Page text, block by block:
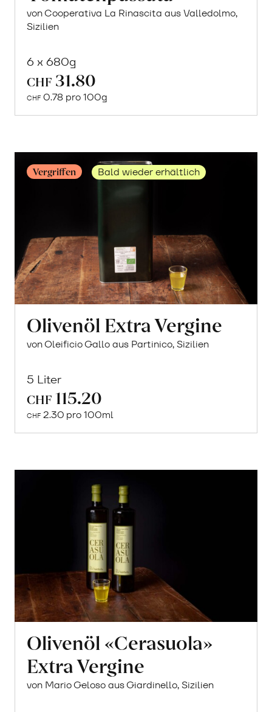
von Cooperativa La Rinascita aus Valledolmo,
Sizilien
6 x 680g
CHF 31.80
CHF 0.78 pro 100g
Warenkorb
Vergriffen Bald wieder erhältlich
Olivenöl Extra Vergine
von Oleificio Gallo aus Partinico, Sizilien
5 Liter
CHF 115.20
CHF 2.30 pro 100ml
Pistazien
erfahren
Olivenöl «Cerasuola»
Extra Vergine
von Mario Geloso aus Giardinello, Sizilien